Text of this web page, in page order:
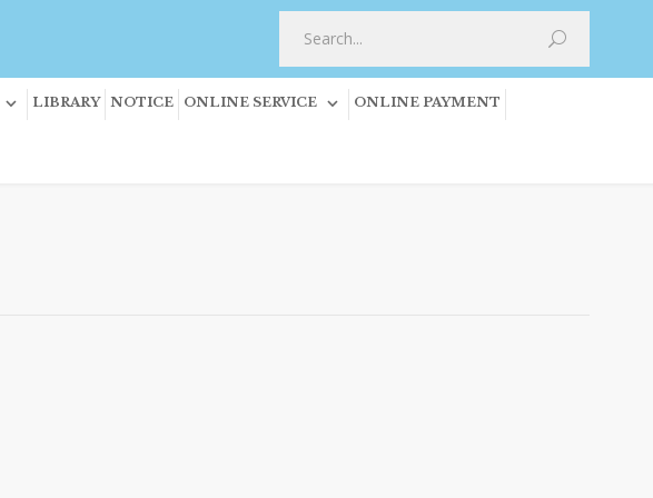
LIBRARY NOTICE ONLINE SERVICE ONLINE PAYMENT